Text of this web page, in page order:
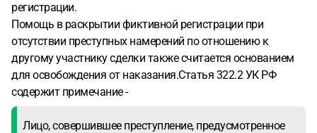
регистрации.
Помощь в раскрытии фиктивной регистрации при
отсутствии преступных намерений по отношению к
другому участнику сделки также считается основанием
для освобождения от наказания.Статья 322.2 УК РФ
содержит примечание -
Лицо, совершившее преступление, предусмотренное